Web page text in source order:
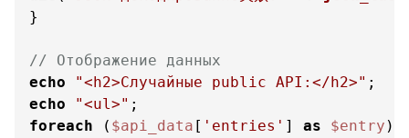
}
// Отображение данных
echo
"<h2>Случайные public API:</h2>"
echo
"<ul>"
foreach ( $api_data [ 'entries' ] as
$entry